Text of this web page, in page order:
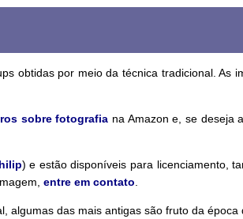
obtidas por meio da técnica tradicional.
sobre fotografia na Amazon e, se deseja
) e estão disponíveis para licenciamento,
entre em contato
algumas das mais antigas são fruto da